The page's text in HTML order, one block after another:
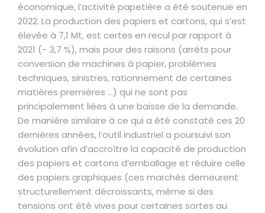
économique, l’activité papetière a été soutenue en
2022. La production des papiers et cartons, qui s’est
élevée à 7,1 Mt, est certes en recul par rapport à
2021 (- 3,7 %), mais pour des raisons (arrêts pour
conversion de machines à papier, problèmes
techniques, sinistres, rationnement de certaines
matières premières …) qui ne sont pas
principalement liées à une baisse de la demande.
De manière similaire à ce qui a été constaté ces 20
dernières années, l’outil industriel a poursuivi son
évolution afin d’accroître la capacité de production
des papiers et cartons d’emballage et réduire celle
des papiers graphiques (ces marchés demeurent
structurellement décroissants, même si des
tensions ont été vives pour certaines sortes au